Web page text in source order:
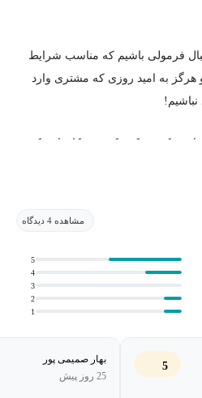
فرمولی باشیم که مناسب شرایط
به امید روزی که مشتری وارد
فکر می‌کنند که همه کارهایی که
دادم.
و …
یا فروشگاه اینترنتی آنها وارد
و دست روی دست می‌گذارند. اما
مشاهده 4 دیدگاه
1
2
3
4
5
5
بهار صمیمی پور
25 روز پیش